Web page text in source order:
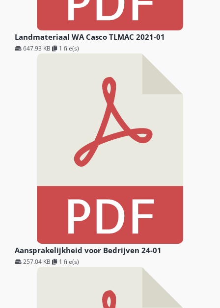
Landmateriaal WA Casco TLMAC 2021-01
647.93 KB 1 file(s)
Aansprakelijkheid voor Bedrijven 24-01
257.04 KB 1 file(s)